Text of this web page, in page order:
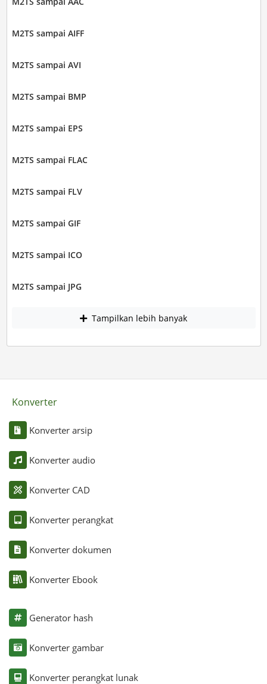
M2TS sampai AIFF
M2TS sampai AVI
M2TS sampai BMP
M2TS sampai EPS
M2TS sampai FLAC
M2TS sampai FLV
M2TS sampai GIF
M2TS sampai ICO
M2TS sampai JPG
Tampilkan lebih banyak
Konverter
Konverter arsip
Konverter audio
Konverter CAD
Konverter perangkat
Konverter dokumen
Konverter Ebook
Generator hash
Konverter gambar
Konverter perangkat lunak